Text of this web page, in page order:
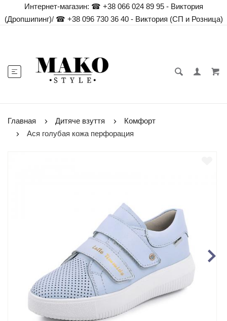
Интернет-магазин: ☎ +38 066 024 89 95 - Виктория
(Дропшипинг)/☎ +38 096 730 36 40 - Виктория (СП и Розница)
Главная Дитяче взуття
Комфорт
Ася голубая кожа перфорация